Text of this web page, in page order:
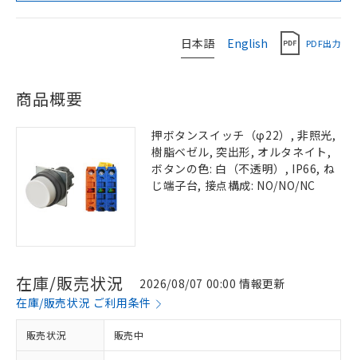
日本語 English PDF出力
商品概要
押ボタンスイッチ（φ22）, 非照光,
樹脂ベゼル, 突出形, オルタネイト,
ボタンの色: 白（不透明）, IP66, ね
じ端子台, 接点構成: NO/NO/NC
在庫/販売状況
2026/08/07 00:00 情報更新
在庫/販売状況 ご利用条件
販売状況 販売中